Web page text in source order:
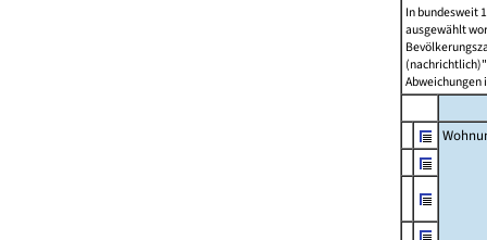
In bundesweit
ausgewählt
Abweichungen